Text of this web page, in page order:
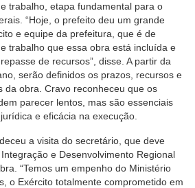
trabalho, etapa fundamental para o
“Hoje, o prefeito deu um grande
e equipe da prefeitura, que é de
trabalho que essa obra está incluída e
de recursos”, disse. A partir da
serão definidos os prazos, recursos e
da obra. Cravo reconheceu que os
parecer lentos, mas são essenciais
e eficácia na execução.
a visita do secretário, que deve
e Desenvolvimento Regional
“Temos um empenho do Ministério
o Exército totalmente comprometido em